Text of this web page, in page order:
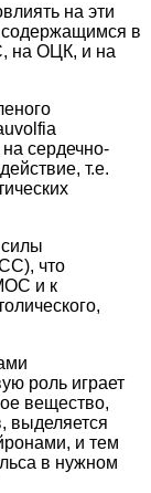
на эти
в
на ОЦК, и на
сердечно-
т.е.
что
и к
роль играет
вещество,
выделяется
и тем
в нужном